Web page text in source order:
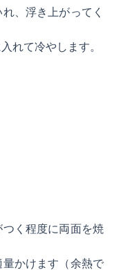
、浮き上がってく
れて冷やします。
く程度に両面を焼
かけます（余熱で